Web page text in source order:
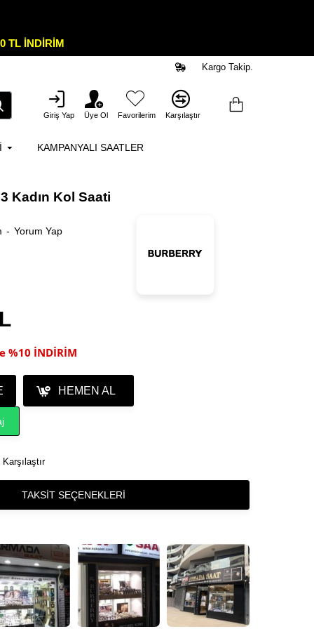
TL İNDİRİM
Kargo Takip.
Giriş Yap Üye Ol Favorilerim Karşılaştır
KAMPANYALI SAATLER
Kadın Kol Saati
- Yorum Yap
%10 İNDİRİM
HEMEN AL
Karşılaştır
TAKSIT SEÇENEKLERI